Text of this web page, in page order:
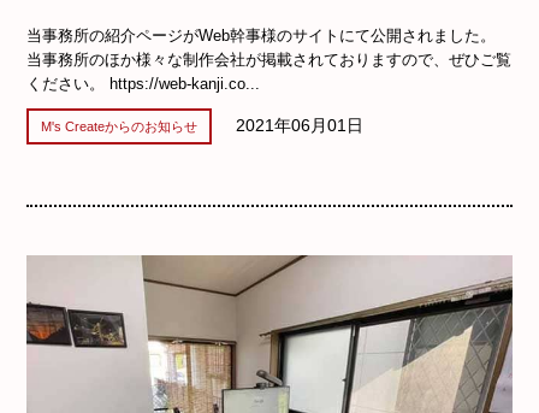
当事務所の紹介ページがWeb幹事様のサイトにて公開されました。
当事務所のほか様々な制作会社が掲載されておりますので、ぜひご覧
ください。 https://web-kanji.co...
M's Createからのお知らせ 2021年06月01日